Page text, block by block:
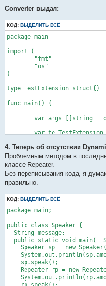
type Third struct{}
func (third *Third) hello() {
	fmt.Println("Third")
}
func AddressSecond(s
func AddressThird(t Third)
  }
class Second extends
  public void hello(){
}
class Third extends
  public void hello(){
}
  public void hello(){
Converter выдал:
КОД: ВЫДЕЛИТЬ ВСЁ
package main
import (
)
type TestExtension struct{}
func main() {
	var te TestExtension = TestExtension{}
}
func (testExtension
	fmt.Println("hello")
}
/** generated method **/
func (testExtension
	var te ITestExtension = AddressTestExtension(TestExtension{})
	te.hello()
	te = AddressSecond(Second{})
	te.hello()
	te = AddressThird(Third{})
	te.hello()
	te = AddressFourth(Fourth{})
	te.hello()
type Second struct {
4. Теперь об отсутствии
Проблемным методом в
классе Repeater.
Без переписывания кода, я
правильно.
КОД: ВЫДЕЛИТЬ ВСЁ
package main;
public class Speaker {
  String message;
public static void main(
Speaker sp = new
    sp.speak();
Repeater rp = new
    rp.speak();